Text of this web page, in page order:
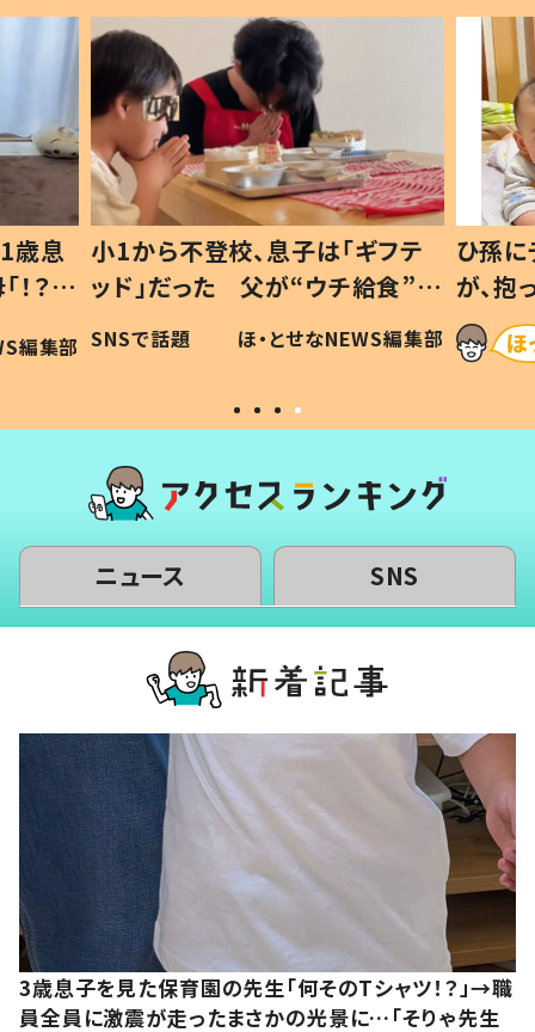
歳息
？」
編集部
小1から不登校、息子は「ギフテ
ッド」だった 父が“ウチ給食”を
作り続ける理由とは #令和の親
#令和の子
SNSで話題 ほ・とせなNEWS編集部
ひ孫
が、
「涙が
い」
ニュース SNS
3歳息子を見た保育園の先生「何そのTシャツ！？」→職
員全員に激震が走ったまさかの光景に…「そりゃ先生